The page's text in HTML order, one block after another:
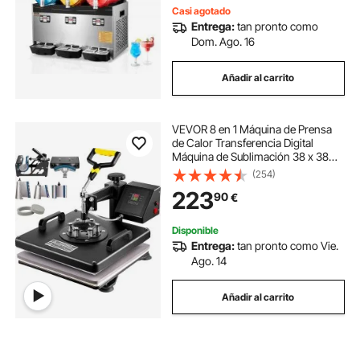
Casi agotado
Entrega:tan pronto como
Dom. Ago. 16
Añadir al carrito
VEVOR 8 en 1 Máquina de Prensa
de Calor Transferencia Digital
Máquina de Sublimación 38 x 38
cm, Prensadora de Calor para
Camiseta Taza Sombrero Gorra
con Placa Ajustable Multifuncional
Color Negro
(254)
22390€
Disponible
Entrega:tan pronto como Vie.
Ago. 14
Añadir al carrito